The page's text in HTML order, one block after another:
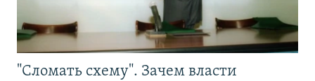
"Сломать схему". Зачем власти